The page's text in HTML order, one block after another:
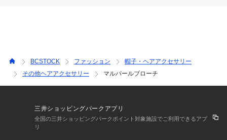
す。
※照明の関係により、実際よりも色味が違って見える場合があ
ります。またパソコン・スマートフォンなどの環境により、若
※商品の色味は、商品アップ画像をご参照ください。
オケージョンスタイル
BCSTOCK ファッション
帽子・ヘアアクセサリー
その他ヘアアクセサリー
マルパールブローチ
三井ショッピングパークアプリ
全国の三井ショッピングパークポイント対象施設でご利用できるアプ
リ